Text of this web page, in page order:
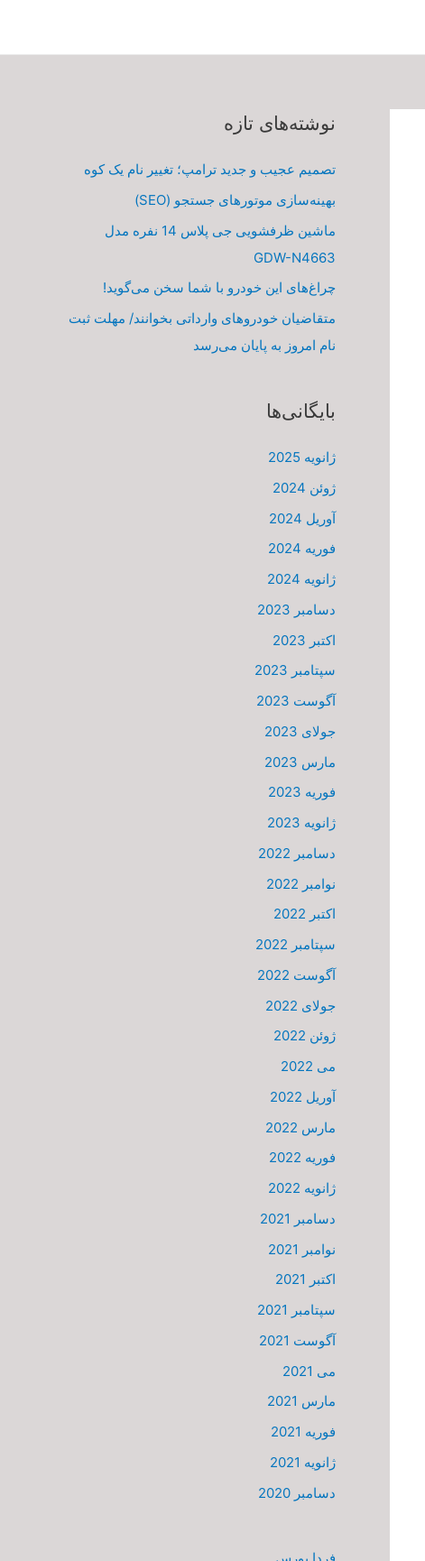
نوشته‌های تازه
تصمیم عجیب و جدید ترامپ؛ تغییر نام یک کوه
بهینه‌سازی موتورهای جستجو (SEO)
ماشین ظرفشویی جی پلاس 14 نفره مدل
GDW-N4663
چراغ‌های این خودرو با شما سخن می‌گوید!
متقاضیان خودروهای وارداتی بخوانند/ مهلت ثبت
نام امروز به پایان می‌رسد
بایگانی‌ها
ژانویه 2025
ژوئن 2024
آوریل 2024
فوریه 2024
ژانویه 2024
دسامبر 2023
اکتبر 2023
سپتامبر 2023
آگوست 2023
جولای 2023
مارس 2023
فوریه 2023
ژانویه 2023
دسامبر 2022
نوامبر 2022
اکتبر 2022
سپتامبر 2022
آگوست 2022
جولای 2022
ژوئن 2022
می 2022
آوریل 2022
مارس 2022
فوریه 2022
ژانویه 2022
دسامبر 2021
نوامبر 2021
اکتبر 2021
سپتامبر 2021
آگوست 2021
می 2021
مارس 2021
فوریه 2021
ژانویه 2021
دسامبر 2020
فردا بورس